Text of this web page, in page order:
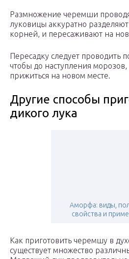
Размножение черемши
луковицы аккуратно
корней, и пересаживают на
Пересадку следует проводить
чтобы до наступления
прижиться на новом месте.
Другие способы
дикого лука
Аморфа: виды,
свойства и
Как приготовить черемшу в
существует множество